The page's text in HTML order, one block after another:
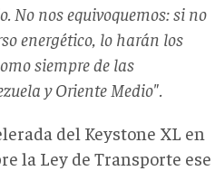
No nos equivoquemos: si no
energético, lo harán los
siempre de las
y Oriente Medio".
del Keystone XL en
la Ley de Transporte ese